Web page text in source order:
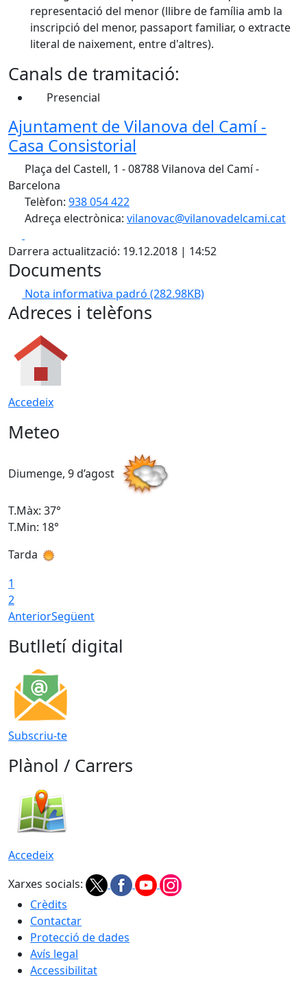
representació del menor (llibre de família amb la
inscripció del menor, passaport familiar, o extracte
literal de naixement, entre d'altres).
Canals de tramitació:
Presencial
Ajuntament de Vilanova del Camí -
Casa Consistorial
Plaça del Castell, 1 - 08788 Vilanova del Camí -
Barcelona
Telèfon: 938 054 422
Adreça electrònica: vilanovac@vilanovadelcami.cat
Darrera actualització: 19.12.2018 | 14:52
Documents
Nota informativa padró (282.98KB)
Adreces i telèfons
Accedeix
Meteo
Diumenge, 9 d’agost
T.Màx: 37°
T.Min: 18°
Tarda
1
2
AnteriorSegüent
Butlletí digital
Subscriu-te
Plànol / Carrers
Accedeix
Xarxes socials:
Crèdits
Contactar
Protecció de dades
Avís legal
Accessibilitat